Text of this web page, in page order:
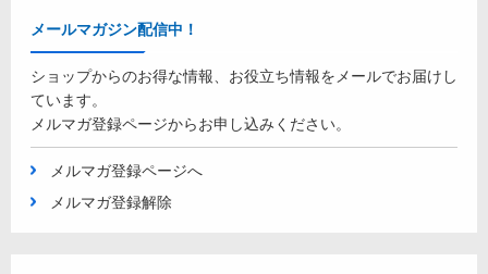
メールマガジン配信中！
ショップからのお得な情報、お役立ち情報をメールでお届けし
ています。
メルマガ登録ページからお申し込みください。
メルマガ登録ページへ
メルマガ登録解除